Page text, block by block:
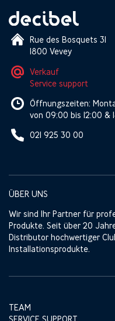
Rue des Bosquets 31
1800 Vevey
Verkauf
Service support
Öffnungszeiten:
von 09:00 bis 12:00 &
021 925 30 00
ÜBER UNS
Wir sind Ihr Partner für
Produkte. Seit über 20
Distributor hochwertiger
Installationsprodukte.
TEAM